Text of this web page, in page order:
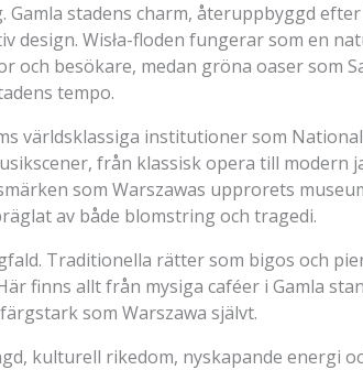
Gamla stadens charm, återuppbyggd
design. Wisła-floden fungerar som en
och besökare, medan gröna oaser som
tempo.
världsklassiga institutioner som
från klassisk opera till modern
som Warszawas upprorets
av både blomstring och tragedi.
Traditionella rätter som bigos och
finns allt från mysiga caféer i Gamla
som Warszawa självt.
kulturell rikedom, nyskapande energi